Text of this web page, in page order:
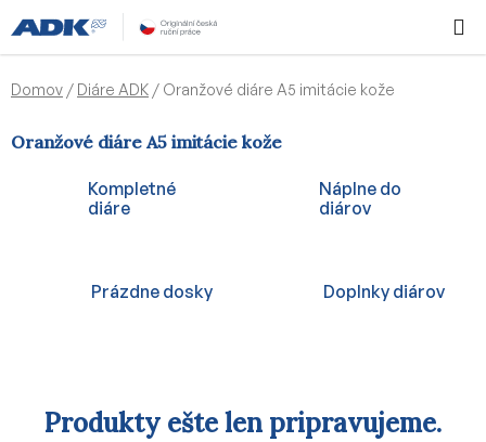
na
obsah
KOŠÍK
Domov / Diáre ADK / Oranžové diáre A5 imitácie kože
Oranžové diáre A5 imitácie kože
Kompletné
diáre
Náplne do
diárov
Prázdne dosky Doplnky diárov
Produkty ešte len pripravujeme.